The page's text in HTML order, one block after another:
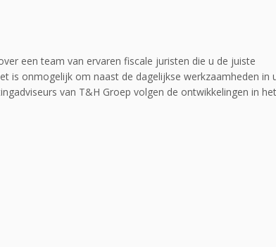
een team van ervaren fiscale juristen die u de juiste
is onmogelijk om naast de dagelijkse werkzaamheden in
van T&H Groep volgen de ontwikkelingen in het